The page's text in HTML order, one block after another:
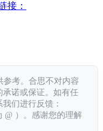
接：
考。合思不对内容
诺或保证。如有任
们进行反馈：
@ ）。感谢您的理解